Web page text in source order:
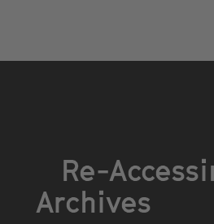
Re-
Archives